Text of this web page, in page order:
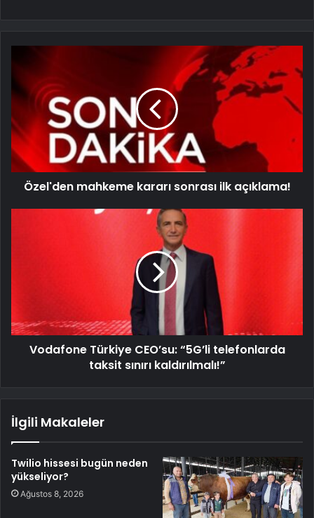
Özel'den mahkeme kararı sonrası ilk açıklama!
Vodafone Türkiye CEO’su: “5G’li telefonlarda
taksit sınırı kaldırılmalı!”
İlgili Makaleler
Twilio hissesi bugün neden
yükseliyor?
Ağustos 8, 2026